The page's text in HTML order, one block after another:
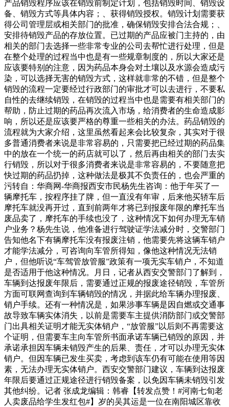
产品销毁程序应该在销毁前制定计划，包括销毁时间、销毁设
备、销毁方式等具体内容；、获得销毁授权。销毁计划需要获
得公司管理层或相关部门的批准，确保销毁安排合法合规；、
安排待销毁产品的存放位置。已过期的产品应被门主持的，由
相关的部门去选择一些非常专业的公司去帮忙进行处理，但是
在整个处理的过程当中也是有一些规章制度的，所以大家还是
应该要特别的注意，因为药品本身会对土壤以及水源会造成污
染，可以选择无害的销毁方式，这样就非常的不错，但是整个
销毁的流程一定要经过行政部门的审批才可以去进行，不要私
自性的去继续销毁，在销毁的过程当中也是需要有相关部门的
帮助，防止过期的药品再次流入市场，给消费者的生命造成影
响，所以还是应该要严格的尊重一些相关的办法。药品销毁的
流程就为大家介绍，这里虽然看起来会比较复杂，其实对于很
多普通消费者来说是非常容易的，只需要把已经过期的药品集
中的放在一个统一的药店就可以了，然后再由相关的部门去实
行销毁，所以对于很多消费者来说是非常容易的，不要随意把
快过期的药品扔掉，这种做法是极其不负责任的，也会严重的
污转自：华商网-华商报西安市民杨先生咨询：他于年买了一
辆摩托车，按程序挂了牌，但一直没有年审，后来他买轿车后
摩托车就没再开过，直到前两年才将已到报废年限的摩托车当
废品卖了，摩托车的手续也没了，这种情况下如何办理无车销
户业务？杨先生说，他准备进行驾驶证学法减分时，交警部门
告知他名下有辆摩托车没有报废注销，他需要先将这辆车销户
才能学法减分，可咨询向车管所得知，像他这种情况无法销
户，但他听说“车驾管放管服”政策有一项无实车销户，不知道
是否适用于他这种情况。月日，记者从西安交警部门了解到，
车辆到达报废年限后，需要通过正规的报废途径销毁，车管所
方面可联网查询到车辆销毁的情况，并据此给车辆办理报废、
销户手续。还有一种情况是，如果涉事车辆是因自燃或交通事
故导致车辆实体消失，以前是需要车主提供消防部门或交警部
门出具相关证明才能无实体销户，“放管服”以后则不再需要这
个证明，但需要车主向车管所书面承诺车辆已销毁的原因，并
承诺承担因车辆未销毁产生的后果、责任，才可以办理无实体
销户。但因车辆已发生买卖，考虑到该车仍有可能在使用等因
素，无法办理无实体销户。西安交警部门建议，车辆到达报废
年限后要通过正规途径进行销毁备案，以免因车辆未销毁引发
其他纠纷。记者 张成龙编辑：韩睿【转发点赞！#河南七旬老
人卖废品给学生发红包#】岁的吴其运是一位在南阳城区靠收